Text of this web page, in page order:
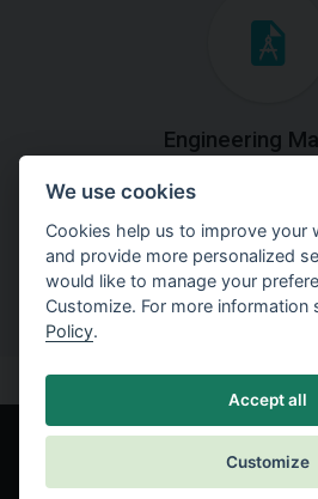
Engineering
Step by steps guides
to solve a specific
We use cookies
Cookies help us to improve your
and provide more personalized
would like to manage your
Customize. For more information
Policy.
Accept all
Customize